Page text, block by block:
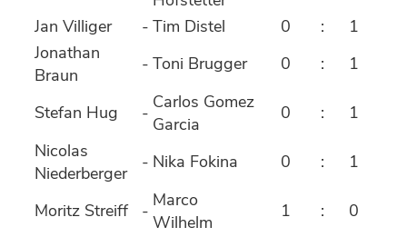
Jan Villiger
- Tim Distel 0 :
1
Jonathan
Braun
- Toni Brugger 0 : 1
Stefan Hug - Carlos Gomez
Garcia
0 :
1
Nicolas
Niederberger
- Nika Fokina 0 : 1
Moritz Streiff - Marco
Wilhelm
1 :
0